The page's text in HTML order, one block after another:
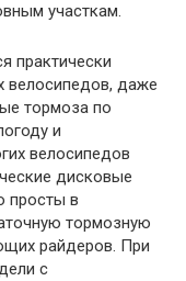
участкам.
практически
велосипедов, даже
тормоза по
и
велосипедов
дисковые
просты в
тормозную
райдеров. При
с